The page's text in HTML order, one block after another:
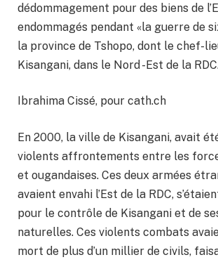
dédommagement pour des biens de
endommagés pendant «la guerre de
la province de Tshopo, dont le chef-
Kisangani, dans le Nord -Est de la
Ibrahima Cissé, pour cath.ch
En 2000, la ville de Kisangani, avait
violents affrontements entre les
et ougandaises. Ces deux armées
avaient envahi l’Est de la RDC,
pour le contrôle de Kisangani et de
naturelles. Ces violents combats
mort de plus d’un millier de civils,